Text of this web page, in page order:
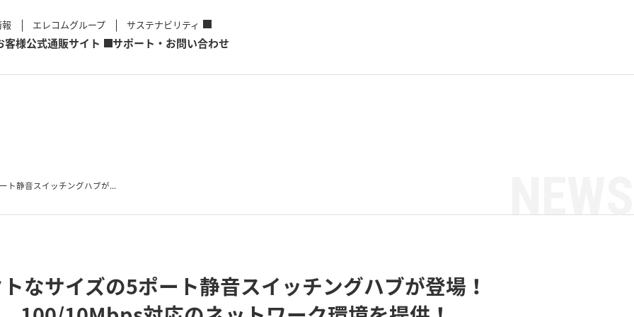
エレコムグループ サステナビリティ
客様公式通販サイト サポート・お問い合わせ
ト静音スイッチングハブが...
なサイズの5ポート静音スイッチングハブが登場！